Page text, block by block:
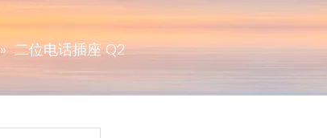
» 二位电话插座 Q2